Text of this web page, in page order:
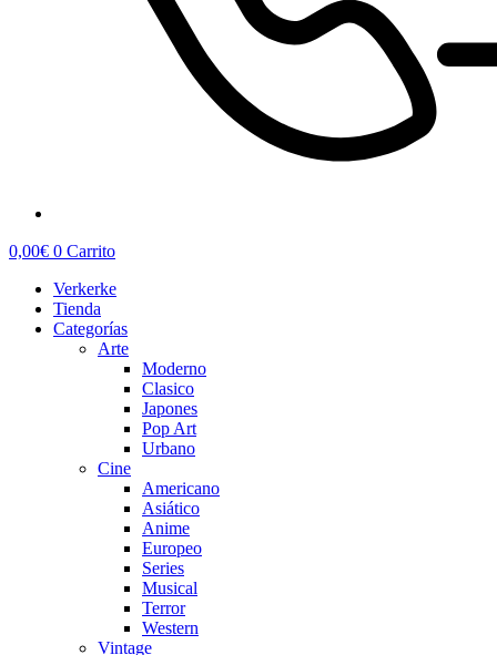
0,00€ 0 Carrito
Verkerke
Tienda
Categorías
Arte
Moderno
Clasico
Japones
Pop Art
Urbano
Cine
Americano
Asiático
Anime
Europeo
Series
Musical
Terror
Western
Vintage